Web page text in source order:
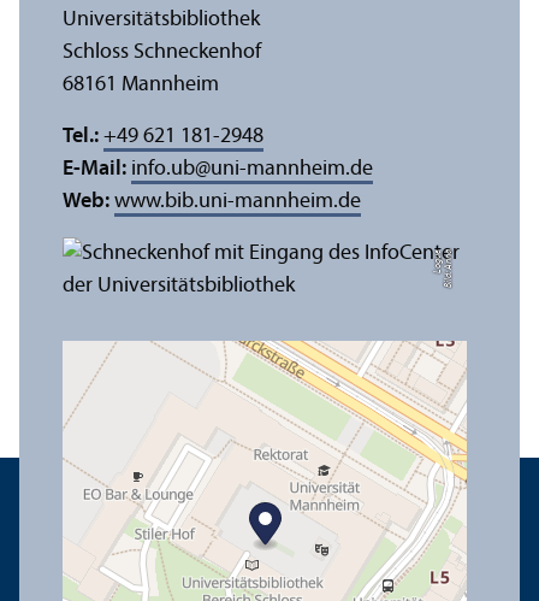
Bil
d:
A
n
n
a
L
o
g
u
e
Universitäts­bibliothek
Schloss Schneckenhof
68161 Mannheim
Tel.: +49 621 181-2948
E-Mail: info.ub@uni-mannheim.de
Web: www.bib.uni-mannheim.de